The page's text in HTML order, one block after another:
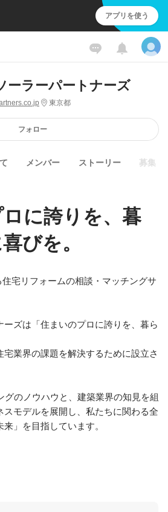
アプリを使う
ーラーパートナーズ
東京都
フォロー
メンバー ストーリー 募集
に誇りを、暮
びを。
宅リフォームの相談・マッチングサ
ズは「住まいのプロに誇りを、暮ら
宅業界の課題を解決するために設立さ
グのノウハウと、建築業界の知見を組
モデルを展開し、私たちに関わる全
」を目指しています。